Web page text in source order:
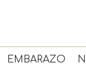
EMBARAZO